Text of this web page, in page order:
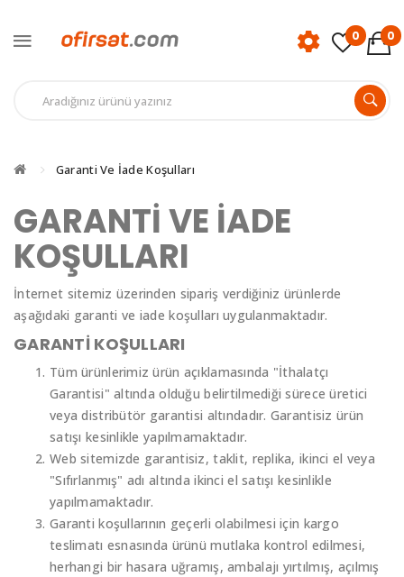
0 0
Garanti Ve İade Koşulları
GARANTI VE İADE
KOŞULLARI
İnternet sitemiz üzerinden sipariş verdiğiniz ürünlerde
aşağıdaki garanti ve iade koşulları uygulanmaktadır.
GARANTİ KOŞULLARI
Tüm ürünlerimiz ürün açıklamasında "İthalatçı
Garantisi" altında olduğu belirtilmediği sürece üretici
veya distribütör garantisi altındadır. Garantisiz ürün
satışı kesinlikle yapılmamaktadır.
Web sitemizde garantisiz, taklit, replika, ikinci el veya
"Sıfırlanmış" adı altında ikinci el satışı kesinlikle
yapılmamaktadır.
Garanti koşullarının geçerli olabilmesi için kargo
teslimatı esnasında ürünü mutlaka kontrol edilmesi,
herhangi bir hasara uğramış, ambalajı yırtılmış, açılmış